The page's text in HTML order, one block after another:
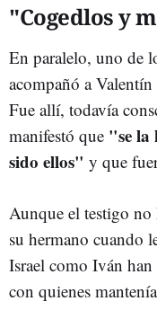
"Cogedlos y
En paralelo, uno de
acompañó a
Fue allí, todavía
manifestó que "se la
sido ellos" y que
Aunque el testigo no
su hermano cuando
Israel como Iván
con quienes